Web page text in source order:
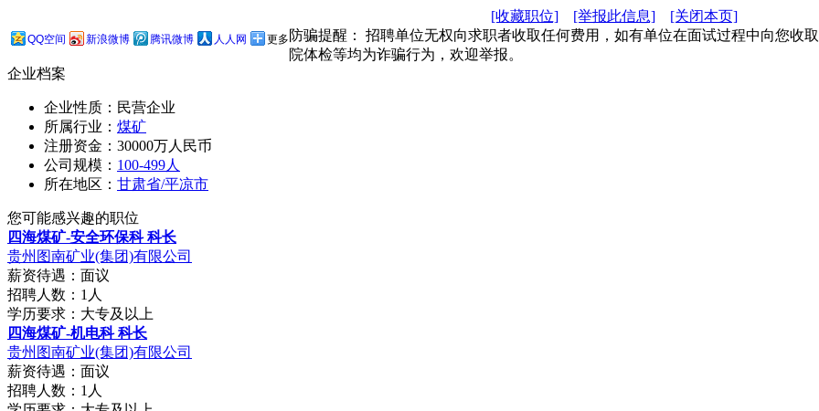
[收藏职位] [举报此信息] [关闭本页]
QQ空间 新浪微博 腾讯微博 人人网 更多 防骗提醒： 招聘单位无权向求职者收取任何费用，如有单位在面试过程中向您收
院体检等均为诈骗行为，欢迎举报。
企业档案
企业性质：民营企业
所属行业： 煤矿
注册资金：30000万人民币
公司规模： 100-499人
所在地区： 甘肃省/平凉市
您可能感兴趣的职位
四海煤矿-安全环保科 科长
贵州图南矿业(集团)有限公司
薪资待遇：面议
招聘人数：1人
学历要求：大专及以上
四海煤矿-机电科 科长
贵州图南矿业(集团)有限公司
薪资待遇：面议
招聘人数：1人